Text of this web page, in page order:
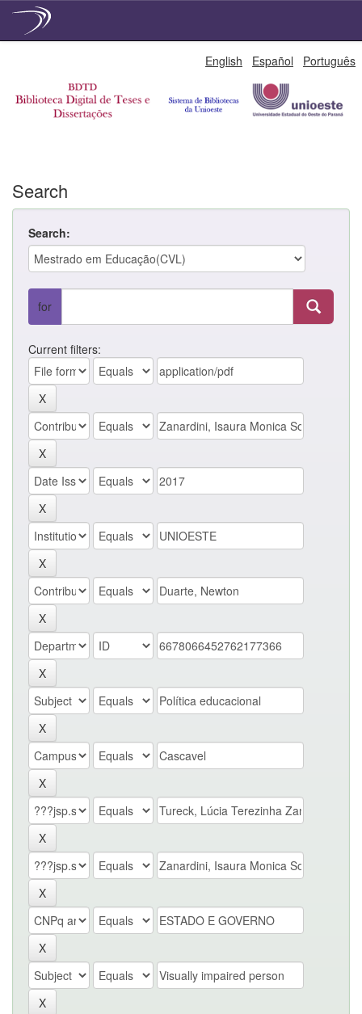
English Español Português
Search
Search:
for
Current filters: